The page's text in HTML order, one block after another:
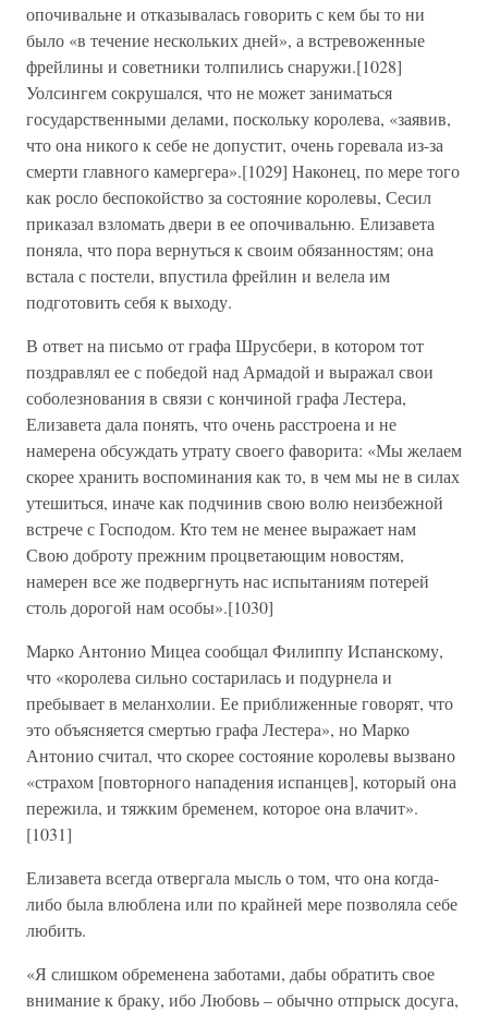
опочивальне и отказывалась говорить с кем бы то ни
было «в течение нескольких дней», а встревоженные
фрейлины и советники толпились снаружи.[1028]
Уолсингем сокрушался, что не может заниматься
государственными делами, поскольку королева, «заявив,
что она никого к себе не допустит, очень горевала из-за
смерти главного камергера».[1029] Наконец, по мере того
как росло беспокойство за состояние королевы, Сесил
приказал взломать двери в ее опочивальню. Елизавета
поняла, что пора вернуться к своим обязанностям; она
встала с постели, впустила фрейлин и велела им
подготовить себя к выходу.
В ответ на письмо от графа Шрусбери, в котором тот
поздравлял ее с победой над Армадой и выражал свои
соболезнования в связи с кончиной графа Лестера,
Елизавета дала понять, что очень расстроена и не
намерена обсуждать утрату своего фаворита: «Мы желаем
скорее хранить воспоминания как то, в чем мы не в силах
утешиться, иначе как подчинив свою волю неизбежной
встрече с Господом. Кто тем не менее выражает нам
Свою доброту прежним процветающим новостям,
намерен все же подвергнуть нас испытаниям потерей
столь дорогой нам особы».[1030]
Марко Антонио Мицеа сообщал Филиппу Испанскому,
что «королева сильно состарилась и подурнела и
пребывает в меланхолии. Ее приближенные говорят, что
это объясняется смертью графа Лестера», но Марко
Антонио считал, что скорее состояние королевы вызвано
«страхом [повторного нападения испанцев], который она
пережила, и тяжким бременем, которое она влачит».
[1031]
Елизавета всегда отвергала мысль о том, что она когда-
либо была влюблена или по крайней мере позволяла себе
любить.
«Я слишком обременена заботами, дабы обратить свое
внимание к браку, ибо Любовь – обычно отпрыск досуга,